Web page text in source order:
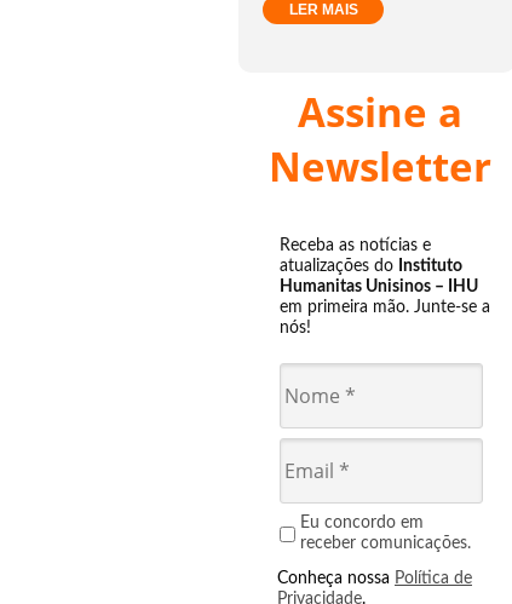
LER MAIS
Assine a
Newsletter
Receba as notícias e
atualizações do Instituto
Humanitas Unisinos – IHU
em primeira mão. Junte-se a
nós!
Eu concordo em
receber comunicações.
Conheça nossa Política de
Privacidade.